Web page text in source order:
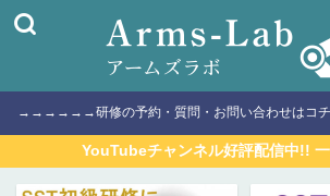
→→→→→→研修の予約・質問・お問い合わせは
YouTubeチャンネル好評配信中!!